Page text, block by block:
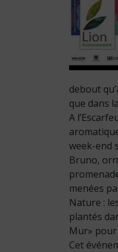
debout
que dans
A
week-end
Bruno,
menées
Nature :
plantés
Mur»
Cet